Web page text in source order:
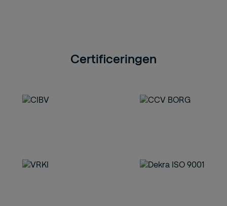
Certificeringen